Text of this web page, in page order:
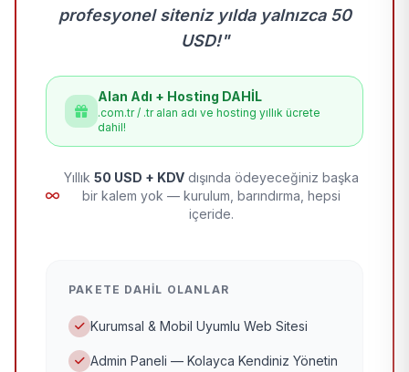
profesyonel siteniz yılda yalnızca 50
USD!"
Alan Adı + Hosting DAHİL
.com.tr / .tr alan adı ve hosting yıllık ücrete
dahil!
Yıllık 50 USD + KDV dışında ödeyeceğiniz başka
bir kalem yok — kurulum, barındırma, hepsi
içeride.
PAKETE DAHIL OLANLAR
Kurumsal & Mobil Uyumlu Web Sitesi
Admin Paneli — Kolayca Kendiniz Yönetin